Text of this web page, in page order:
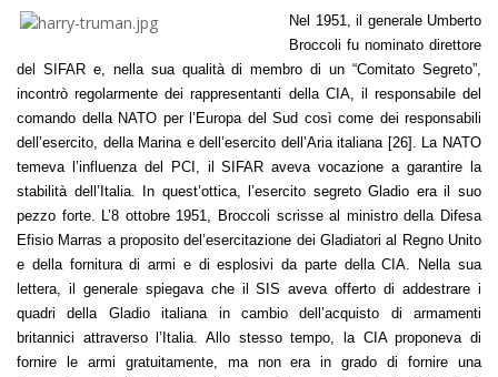
Nel 1951, il generale Umberto
Broccoli fu nominato direttore
del SIFAR e, nella sua qualità di membro di un “Comitato Segreto”,
incontrò regolarmente dei rappresentanti della CIA, il responsabile del
comando della NATO per l’Europa del Sud così come dei responsabili
dell’esercito, della Marina e dell’esercito dell’Aria italiana [26]. La NATO
temeva l’influenza del PCI, il SIFAR aveva vocazione a garantire la
stabilità dell’Italia. In quest’ottica, l’esercito segreto Gladio era il suo
pezzo forte. L’8 ottobre 1951, Broccoli scrisse al ministro della Difesa
Efisio Marras a proposito del’esercitazione dei Gladiatori al Regno Unito
e della fornitura di armi e di esplosivi da parte della CIA. Nella sua
lettera, il generale spiegava che il SIS aveva offerto di addestrare i
quadri della Gladio italiana in cambio dell’acquisto di armamenti
britannici attraverso l’Italia. Allo stesso tempo, la CIA proponeva di
fornire le armi gratuitamente, ma non era in grado di fornire una